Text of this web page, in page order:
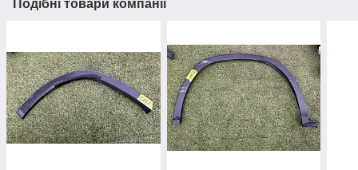
Подібні товари компанії